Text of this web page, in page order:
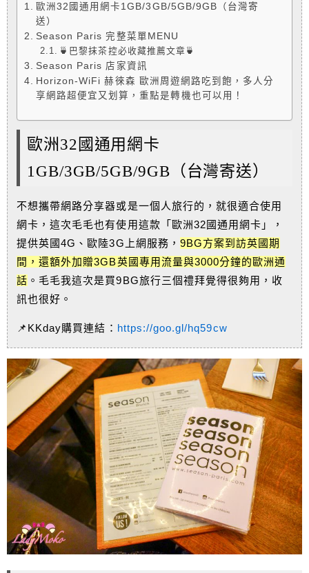
歐洲32國通用網卡1GB/3GB/5GB/9GB（台灣寄
送）
Season Paris 完整菜單MENU
🍵巴黎抹茶控必收藏推薦文章🍵
Season Paris 店家資訊
Horizon-WiFi 赫徠森 歐洲周遊網路吃到飽，多人分
享網路超便宜又划算，重點是轉機也可以用！
歐洲32國通用網卡
1GB/3GB/5GB/9GB（台灣寄送）
不想攜帶網路分享器或是一個人旅行的，就很適合使用
網卡，這次毛毛也有使用這款「歐洲32國通用網卡」，
提供英國4G、歐陸3G上網服務， 9BG方案到訪英國期
間，還額外加贈3GB英國專用流量與3000分鐘的歐洲通
話 。毛毛我這次是買9BG旅行三個禮拜覺得很夠用，收
訊也很好。
📌KKday購買連結： https://goo.gl/hq59cw